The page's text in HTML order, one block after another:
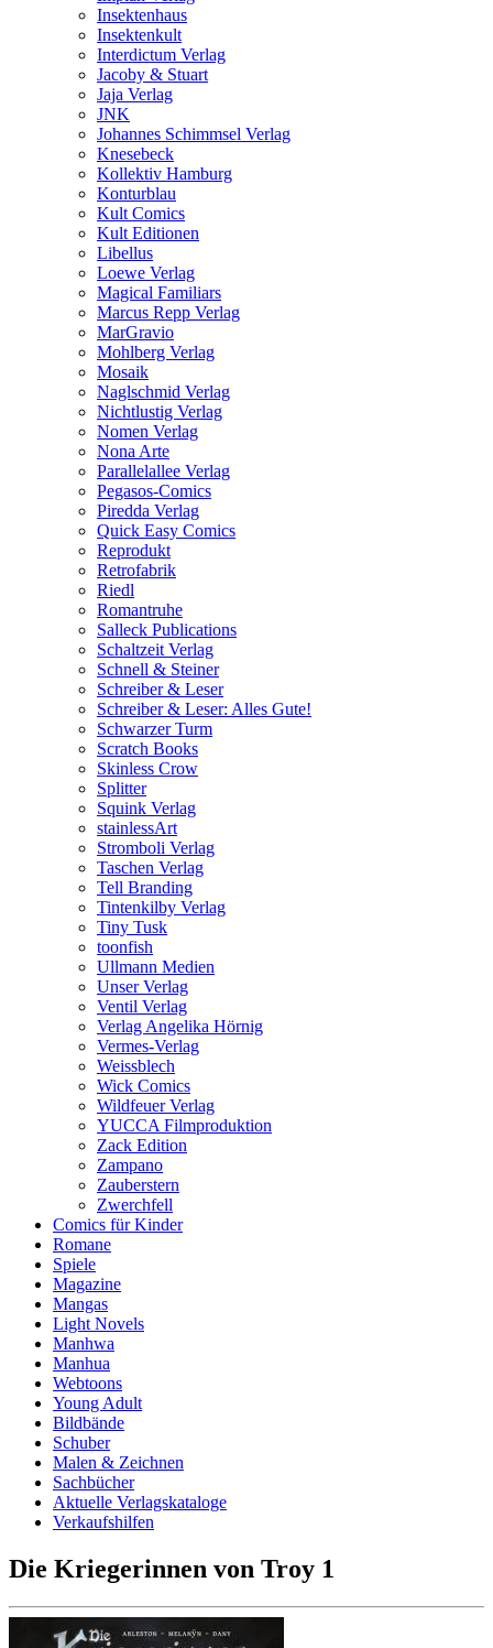
Insektenhaus
Insektenkult
Interdictum Verlag
Jacoby & Stuart
Jaja Verlag
JNK
Johannes Schimmsel Verlag
Knesebeck
Kollektiv Hamburg
Konturblau
Kult Comics
Kult Editionen
Libellus
Loewe Verlag
Magical Familiars
Marcus Repp Verlag
MarGravio
Mohlberg Verlag
Mosaik
Naglschmid Verlag
Nichtlustig Verlag
Nomen Verlag
Nona Arte
Parallelallee Verlag
Pegasos-Comics
Piredda Verlag
Quick Easy Comics
Reprodukt
Retrofabrik
Riedl
Romantruhe
Salleck Publications
Schaltzeit Verlag
Schnell & Steiner
Schreiber & Leser
Schreiber & Leser: Alles Gute!
Schwarzer Turm
Scratch Books
Skinless Crow
Splitter
Squink Verlag
stainlessArt
Stromboli Verlag
Taschen Verlag
Tell Branding
Tintenkilby Verlag
Tiny Tusk
toonfish
Ullmann Medien
Unser Verlag
Ventil Verlag
Verlag Angelika Hörnig
Vermes-Verlag
Weissblech
Wick Comics
Wildfeuer Verlag
YUCCA Filmproduktion
Zack Edition
Zampano
Zauberstern
Zwerchfell
Comics für Kinder
Romane
Spiele
Magazine
Mangas
Light Novels
Manhwa
Manhua
Webtoons
Young Adult
Bildbände
Schuber
Malen & Zeichnen
Sachbücher
Aktuelle Verlagskataloge
Verkaufshilfen
Die Kriegerinnen von Troy 1